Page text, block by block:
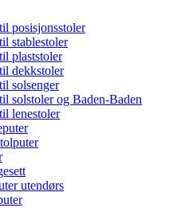
posisjonsstoler
stablestoler
plaststoler
dekkstoler
solsenger
solstoler og Baden-Baden
lenestoler
utendørs